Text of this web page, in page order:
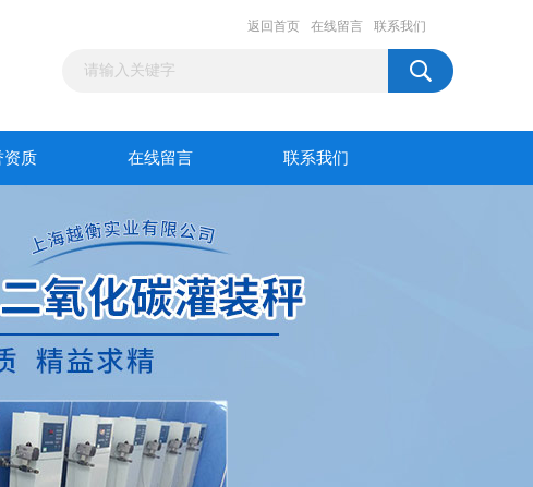
返回首页 在线留言 联系我们
资质 在线留言 联系我们